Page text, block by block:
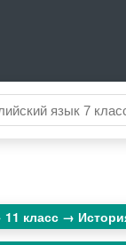
11 класс